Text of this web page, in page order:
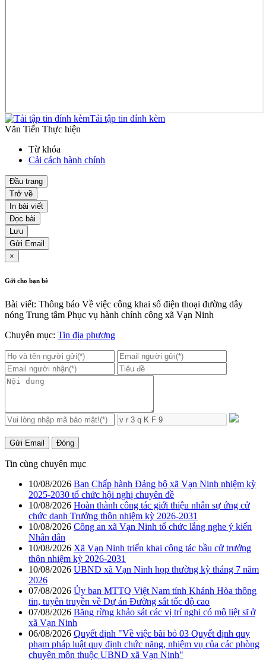
Tải tập tin đính kèm
Văn Tiến Thực hiện
Từ khóa
Cải cách hành chính
Đầu trang
Trở về
In bài viết
Đọc bài
Lưu
Gửi Email
×
Gởi cho bạn bè
Bài viết: Thông báo Về việc công khai số điện thoại đường dây
nóng Trung tâm Phục vụ hành chính công xã Vạn Ninh
Chuyên mục: Tin địa phương
Gửi Email Đóng
Tin cùng chuyên mục
10/08/2026 Ban Chấp hành Đảng bộ xã Vạn Ninh nhiệm kỳ
2025-2030 tổ chức hội nghị chuyên đề
10/08/2026 Hoàn thành công tác giới thiệu nhân sự ứng cử
chức danh Trưởng thôn nhiệm kỳ 2026-2031
10/08/2026 Công an xã Vạn Ninh tổ chức lắng nghe ý kiến
Nhân dân
10/08/2026 Xã Vạn Ninh triển khai công tác bầu cử trưởng
thôn nhiệm kỳ 2026-2031
10/08/2026 UBND xã Vạn Ninh họp thường kỳ tháng 7 năm
2026
07/08/2026 Ủy ban MTTQ Việt Nam tỉnh Khánh Hòa thông
tin, tuyên truyền về Dự án Đường sắt tốc độ cao
07/08/2026 Băng rừng khảo sát các vị trí nghi có mộ liệt sĩ ở
xã Vạn Ninh
06/08/2026 Quyết định "Về việc bãi bỏ 03 Quyết định quy
phạm pháp luật quy định chức năng, nhiệm vụ của các phòng
chuyên môn thuộc UBND xã Vạn Ninh"